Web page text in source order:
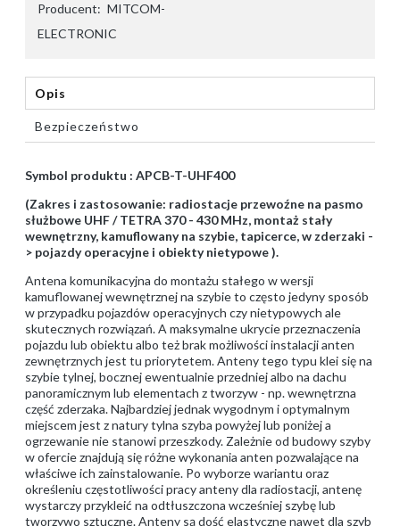
Producent: MITCOM-
ELECTRONIC
Opis
Bezpieczeństwo
Symbol produktu : APCB-T-UHF400
(Zakres i zastosowanie: radiostacje przewoźne na pasmo
służbowe UHF / TETRA 370 - 430 MHz, montaż stały
wewnętrzny, kamuflowany na szybie, tapicerce, w zderzaki -
> pojazdy operacyjne i obiekty nietypowe ).
Antena komunikacyjna do montażu stałego w wersji
kamuflowanej wewnętrznej na szybie to często jedyny sposób
w przypadku pojazdów operacyjnych czy nietypowych ale
skutecznych rozwiązań. A maksymalne ukrycie przeznaczenia
pojazdu lub obiektu albo też brak możliwości instalacji anten
zewnętrznych jest tu priorytetem. Anteny tego typu klei się na
szybie tylnej, bocznej ewentualnie przedniej albo na dachu
panoramicznym lub elementach z tworzyw - np. wewnętrzna
część zderzaka. Najbardziej jednak wygodnym i optymalnym
miejscem jest z natury tylna szyba powyżej lub poniżej a
ogrzewanie nie stanowi przeszkody. Zależnie od budowy szyby
w ofercie znajdują się różne wykonania anten pozwalające na
właściwe ich zainstalowanie. Po wyborze wariantu oraz
określeniu częstotliwości pracy anteny dla radiostacji, antenę
wystarczy przykleić na odtłuszczona wcześniej szybę lub
tworzywo sztuczne. Anteny są dość elastyczne nawet dla szyb